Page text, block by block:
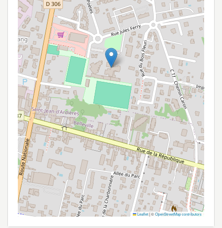
Leaflet|©OpenStreetMap contributors